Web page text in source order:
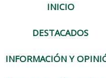
INICIO
DESTACADOS
INFORMACIÓN Y